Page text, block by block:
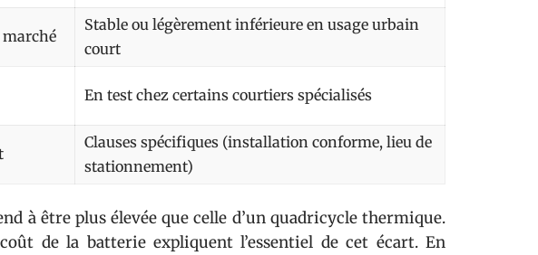
marché
Stable ou légèrement inférieure en usage urbain
court
En test chez certains courtiers spécialisés
Clauses spécifiques (installation conforme, lieu de
stationnement)
à être plus élevée que celle d’un quadricycle thermique.
de la batterie expliquent l’essentiel de cet écart. En